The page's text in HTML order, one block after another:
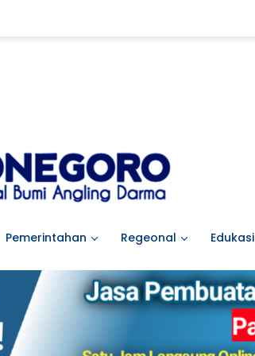
Pemerintahan Regeonal Edukasi